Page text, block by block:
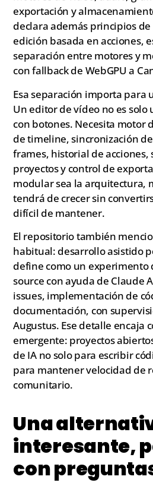
exportación y
declara además principios
edición basada en acciones,
separación entre motores y
con fallback de WebGPU a
Esa separación importa para
Un editor de vídeo no es
con botones. Necesita motor
de timeline, sincronización
frames, historial de acciones,
proyectos y control de
modular sea la arquitectura,
tendrá de crecer sin
difícil de mantener.
El repositorio también
habitual: desarrollo asistido
define como un experimento
source con ayuda de Claude
issues, implementación de
documentación, con
Augustus. Ese detalle encaja
emergente: proyectos
de IA no solo para escribir
para mantener velocidad de
comunitario.
Una
interesante,
con